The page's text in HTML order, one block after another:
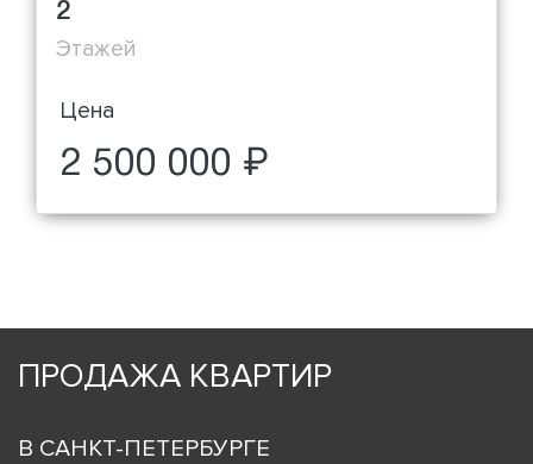
2
Этажей
Цена
2 500 000 ₽
ПРОДАЖА КВАРТИР
В САНКТ-ПЕТЕРБУРГЕ